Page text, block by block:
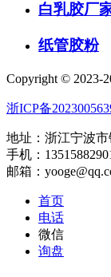
白乳胶厂
纸管胶粉
Copyright © 2023-
浙ICP备
地址：浙江宁波
手机：
邮箱：
首页
电话
微信
询盘